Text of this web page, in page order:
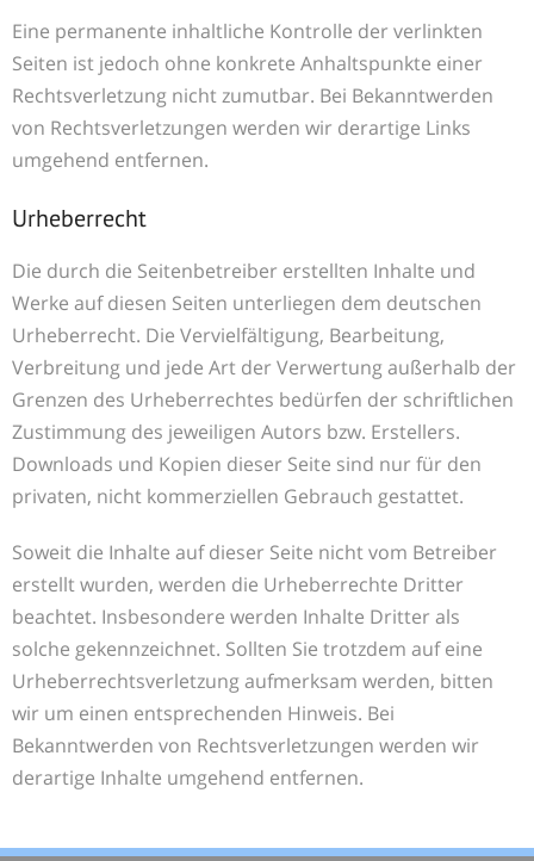
Eine permanente inhaltliche Kontrolle der verlinkten
Seiten ist jedoch ohne konkrete Anhaltspunkte einer
Rechtsverletzung nicht zumutbar. Bei Bekanntwerden
von Rechtsverletzungen werden wir derartige Links
umgehend entfernen.
Urheberrecht
Die durch die Seitenbetreiber erstellten Inhalte und
Werke auf diesen Seiten unterliegen dem deutschen
Urheberrecht. Die Vervielfältigung, Bearbeitung,
Verbreitung und jede Art der Verwertung außerhalb der
Grenzen des Urheberrechtes bedürfen der schriftlichen
Zustimmung des jeweiligen Autors bzw. Erstellers.
Downloads und Kopien dieser Seite sind nur für den
privaten, nicht kommerziellen Gebrauch gestattet.
Soweit die Inhalte auf dieser Seite nicht vom Betreiber
erstellt wurden, werden die Urheberrechte Dritter
beachtet. Insbesondere werden Inhalte Dritter als
solche gekennzeichnet. Sollten Sie trotzdem auf eine
Urheberrechtsverletzung aufmerksam werden, bitten
wir um einen entsprechenden Hinweis. Bei
Bekanntwerden von Rechtsverletzungen werden wir
derartige Inhalte umgehend entfernen.